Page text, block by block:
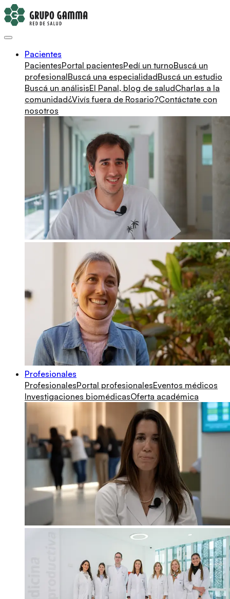
Pacientes
PacientesPortal pacientesPedí un turnoBuscá un
profesionalBuscá una especialidadBuscá un estudio
Buscá un análisisEl Panal, blog de saludCharlas a la
comunidad¿Vivís fuera de Rosario?Contáctate con
nosotros
Profesionales
ProfesionalesPortal profesionalesEventos médicos
Investigaciones biomédicasOferta académica